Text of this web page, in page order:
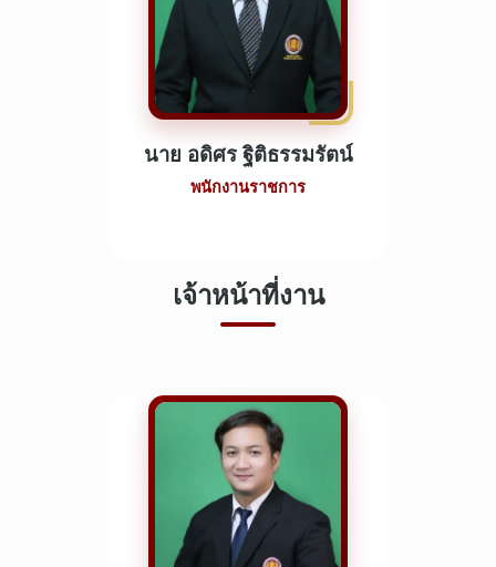
นาย อดิศร ฐิติธรรมรัตน์
พนักงานราชการ
เจ้าหน้าที่งาน